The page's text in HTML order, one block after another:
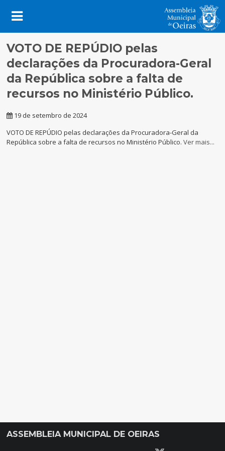
VOTO DE REPÚDIO pelas
declarações da Procuradora-Geral
da República sobre a falta de
recursos no Ministério Público.
19 de setembro de 2024
VOTO DE REPÚDIO pelas declarações da Procuradora-Geral da
República sobre a falta de recursos no Ministério Público. Ver mais...
ASSEMBLEIA MUNICIPAL DE OEIRAS